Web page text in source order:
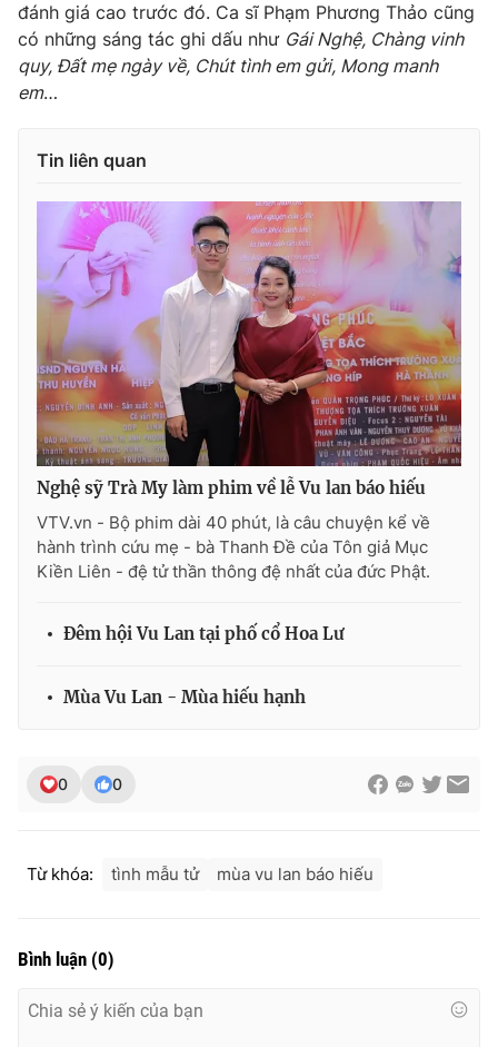
Ðiện thoại Thời báo VTV:024.66 897 897
Email:toasoan@vtv.vn
Liên hệ quảng cáo: 024-7300.7108
® Cấm sao chép dưới mọi hình thức nếu không có sự chấp
thuận bằng văn bản. Ghi rõ nguồn VTV.vn khi phát hành lại
thông tin từ website này.
đánh giá cao trước đó. Ca sĩ Phạm Phương Thảo cũng
có những sáng tác ghi dấu như Gái Nghệ, Chàng vinh
quy, Đất mẹ ngày về, Chút tình em gửi, Mong manh
em…
Tin liên quan
Nghệ sỹ Trà My làm phim về lễ Vu lan báo hiếu
VTV.vn - Bộ phim dài 40 phút, là câu chuyện kể về
hành trình cứu mẹ - bà Thanh Đề của Tôn giả Mục
Kiền Liên - đệ tử thần thông đệ nhất của đức Phật.
Đêm hội Vu Lan tại phố cổ Hoa Lư
Mùa Vu Lan - Mùa hiếu hạnh
0 0
Từ khóa: tình mẫu tử mùa vu lan báo hiếu
Bình luận (0)